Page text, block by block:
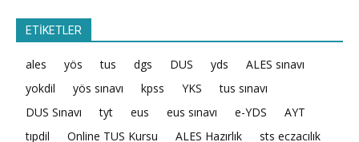
ETİKETLER
ales yös tus dgs DUS yds
ALES sınavı
yokdil
yös sınavı kpss YKS
tus sınavı
DUS Sınavı
tyt eus eus sınavı e-YDS
AYT
tıpdil
Online TUS Kursu ALES Hazırlık
sts eczacılık